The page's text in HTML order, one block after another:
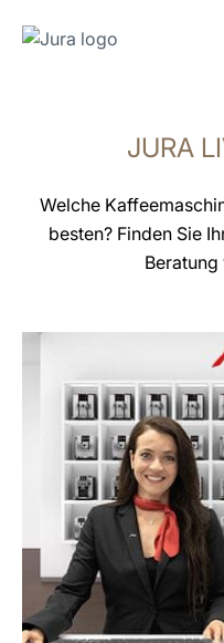
Suche
wechseln
JURA
Welche
besten? Finden Sie
Beratung